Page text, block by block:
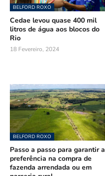
BELFORD ROXO
Cedae levou quase 400 mil
litros de água aos blocos do
Rio
18 Fevereiro, 2024
BELFORD ROXO
Passo a passo para garantir a
preferência na compra de
fazenda arrendada ou em